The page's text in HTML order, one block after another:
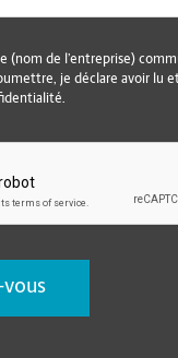
(nom de l’entreprise)
je déclare avoir lu